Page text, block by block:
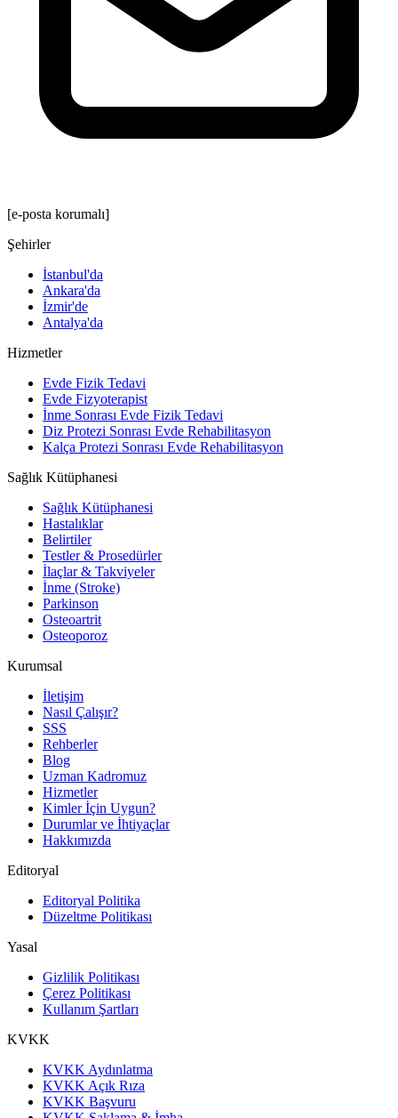
[e-posta korumalı]
Şehirler
İstanbul'da
Ankara'da
İzmir'de
Antalya'da
Hizmetler
Evde Fizik Tedavi
Evde Fizyoterapist
İnme Sonrası Evde Fizik Tedavi
Diz Protezi Sonrası Evde Rehabilitasyon
Kalça Protezi Sonrası Evde Rehabilitasyon
Sağlık Kütüphanesi
Sağlık Kütüphanesi
Hastalıklar
Belirtiler
Testler & Prosedürler
İlaçlar & Takviyeler
İnme (Stroke)
Parkinson
Osteoartrit
Osteoporoz
Kurumsal
İletişim
Nasıl Çalışır?
SSS
Rehberler
Blog
Uzman Kadromuz
Hizmetler
Kimler İçin Uygun?
Durumlar ve İhtiyaçlar
Hakkımızda
Editoryal
Editoryal Politika
Düzeltme Politikası
Yasal
Gizlilik Politikası
Çerez Politikası
Kullanım Şartları
KVKK
KVKK Aydınlatma
KVKK Açık Rıza
KVKK Başvuru